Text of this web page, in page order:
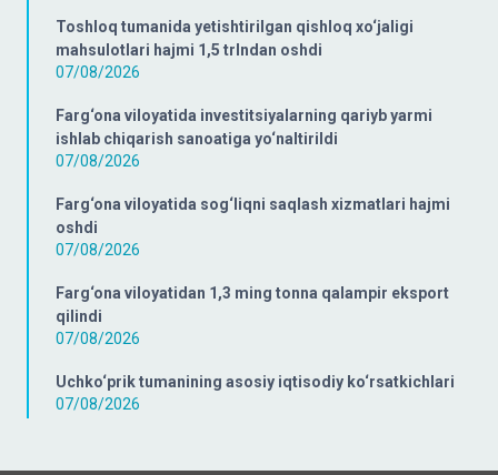
Toshloq tumanida yetishtirilgan qishloq xo‘jaligi
mahsulotlari hajmi 1,5 trlndan oshdi
07/08/2026
Farg‘ona viloyatida investitsiyalarning qariyb yarmi
ishlab chiqarish sanoatiga yo‘naltirildi
07/08/2026
Farg‘ona viloyatida sog‘liqni saqlash xizmatlari hajmi
oshdi
07/08/2026
Farg‘ona viloyatidan 1,3 ming tonna qalampir eksport
qilindi
07/08/2026
Uchko‘prik tumanining asosiy iqtisodiy ko‘rsatkichlari
07/08/2026